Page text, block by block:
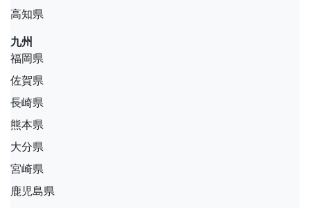
高知県
九州
福岡県
佐賀県
長崎県
熊本県
大分県
宮崎県
鹿児島県